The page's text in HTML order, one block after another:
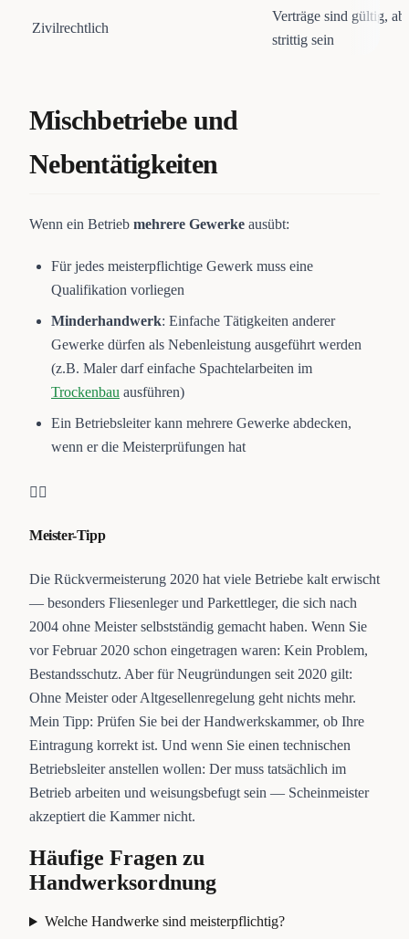
Zivilrechtlich
Verträge sind gültig,
strittig sein
Mischbetriebe und
Nebentätigkeiten
Wenn ein Betrieb mehrere Gewerke ausübt:
Für jedes meisterpflichtige Gewerk muss eine
Qualifikation vorliegen
Minderhandwerk: Einfache Tätigkeiten anderer
Gewerke dürfen als Nebenleistung ausgeführt werden
(z.B. Maler darf einfache Spachtelarbeiten im
Trockenbau ausführen)
Ein Betriebsleiter kann mehrere Gewerke abdecken,
wenn er die Meisterprüfungen hat
👷‍♂️
Meister-Tipp
Die Rückvermeisterung 2020 hat viele Betriebe kalt erwischt
— besonders Fliesenleger und Parkettleger, die sich nach
2004 ohne Meister selbstständig gemacht haben. Wenn Sie
vor Februar 2020 schon eingetragen waren: Kein Problem,
Bestandsschutz. Aber für Neugründungen seit 2020 gilt:
Ohne Meister oder Altgesellenregelung geht nichts mehr.
Mein Tipp: Prüfen Sie bei der Handwerkskammer, ob Ihre
Eintragung korrekt ist. Und wenn Sie einen technischen
Betriebsleiter anstellen wollen: Der muss tatsächlich im
Betrieb arbeiten und weisungsbefugt sein — Scheinmeister
akzeptiert die Kammer nicht.
Häufige Fragen zu
Handwerksordnung
Welche Handwerke sind meisterpflichtig?